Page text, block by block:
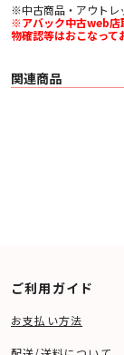
※中古商品・アウトレ
※アバック中古web店
物確認等はおこなって
関連商品
ご利用ガイド
お支払い方法